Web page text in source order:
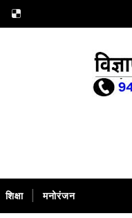
शिक्षा मनोरंजन